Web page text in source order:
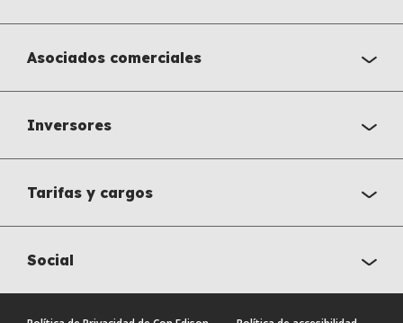
Asociados comerciales
Inversores
Tarifas y cargos
Social